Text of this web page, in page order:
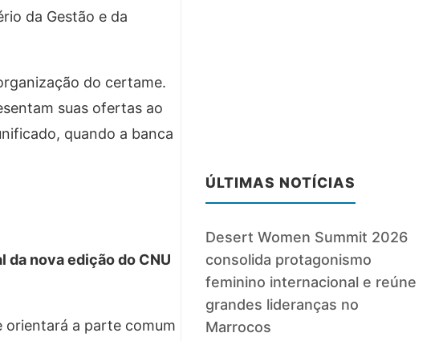
da Gestão e da
do certame.
suas ofertas ao
quando a banca
da nova edição do CNU
orientará a parte comum
ÚLTIMAS NOTÍCIAS
Desert Women Summit 2026
consolida protagonismo
feminino internacional e reúne
grandes lideranças no
Marrocos